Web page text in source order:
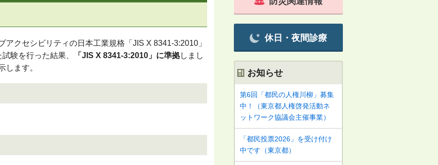
クセシビリティの日本工業規格「JIS X 8341-3:2010」
験を行った結果、
「JIS X 8341-3:2010」に準拠しまし
します。
休日・夜間診療
お知らせ
第6回「都民の人権川柳」募集
中！（東京都人権啓発活動ネ
ットワーク協議会主催事業）
「都民投票2026」を受け付け
中です（東京都）